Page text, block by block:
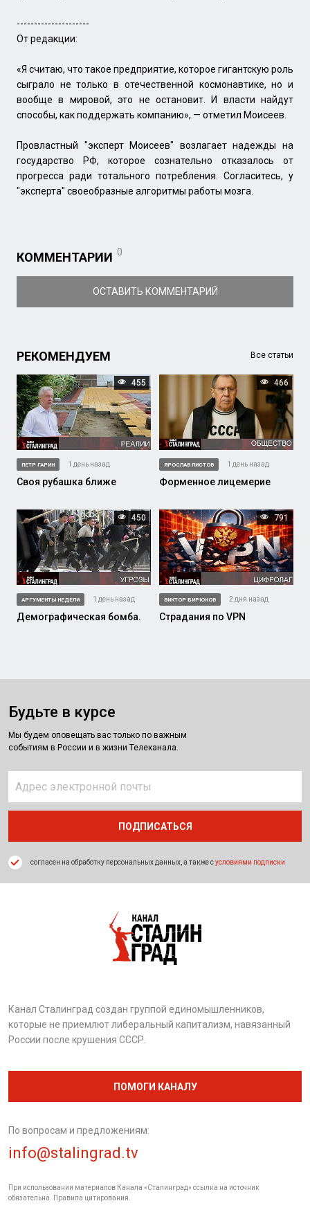
---------------------
От редакции:
«Я считаю, что такое предприятие, которое гигантскую роль
сыграло не только в отечественной космонавтике, но и
вообще в мировой, это не остановит. И власти найдут
способы, как поддержать компанию», — отметил Моисеев.
Провластный "эксперт Моисеев" возлагает надежды на
государство РФ, которое сознательно отказалось от
прогресса ради тотального потребления. Согласитесь, у
"эксперта" своеобразные алгоритмы работы мозга.
КОММЕНТАРИИ 0
ОСТАВИТЬ КОММЕНТАРИЙ
РЕКОМЕНДУЕМ Все статьи
455
ПЕТР ГАРИН 1 день назад
Своя рубашка ближе
466
ЯРОСЛАВ ЛИСТОВ 1 день назад
Форменное лицемерие
450
АРГУМЕНТЫ НЕДЕЛИ 1 день назад
Демографическая бомба.
791
ВИКТОР БИРЮКОВ 2 дня назад
Страдания по VPN
Будьте в курсе
Мы будем оповещать вас только по важным
событиям в России и в жизни Телеканала.
согласен на обработку персональных данных, а также сусловиями подписки
Канал Сталинград создан группой единомышленников,
которые не приемлют либеральный капитализм, навязанный
России после крушения СССР.
ПОМОГИ КАНАЛУ
По вопросам и предложениям:
info@stalingrad.tv
При использовании материалов Канала «Сталинград» ссылка на источник
обязательна. Правила цитирования.